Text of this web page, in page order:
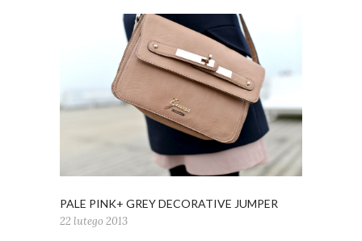
PALE PINK+ GREY DECORATIVE JUMPER
22 lutego 2013